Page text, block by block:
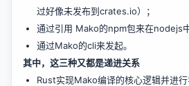
过好像未发布到crates.io）；
通过引用 Mako的npm包来在nodejs中
通过Mako的cli来发起。
其中，这三种又都是递进关系
Rust实现Mako编译的核心逻辑并进行